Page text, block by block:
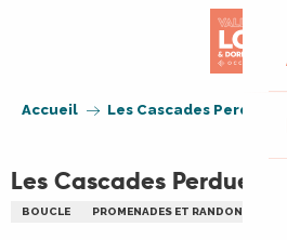
Accueil Les Cascades Perdues
Les Cascades Perdues
BOUCLE PROMENADES ET RANDONNÉES